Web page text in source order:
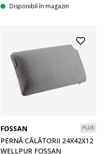
Disponibil în magazin
FOSSAN PLUS
PERNĂ CĂLĂTORII 24X42X12
WELLPUR FOSSAN